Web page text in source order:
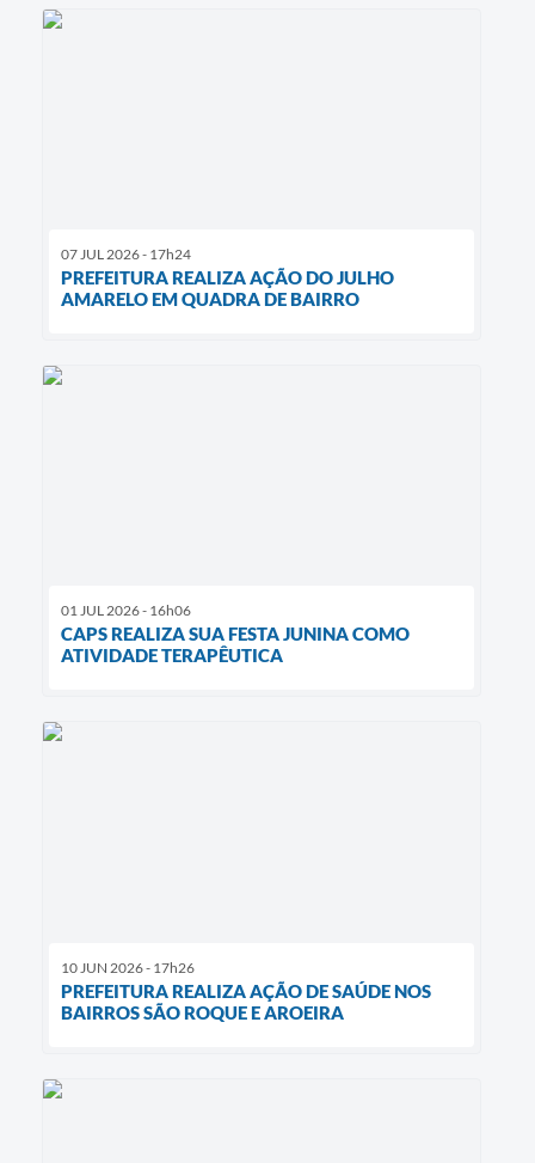
07 JUL 2026 - 17h24
PREFEITURA REALIZA AÇÃO DO JULHO
AMARELO EM QUADRA DE BAIRRO
01 JUL 2026 - 16h06
CAPS REALIZA SUA FESTA JUNINA COMO
ATIVIDADE TERAPÊUTICA
10 JUN 2026 - 17h26
PREFEITURA REALIZA AÇÃO DE SAÚDE NOS
BAIRROS SÃO ROQUE E AROEIRA